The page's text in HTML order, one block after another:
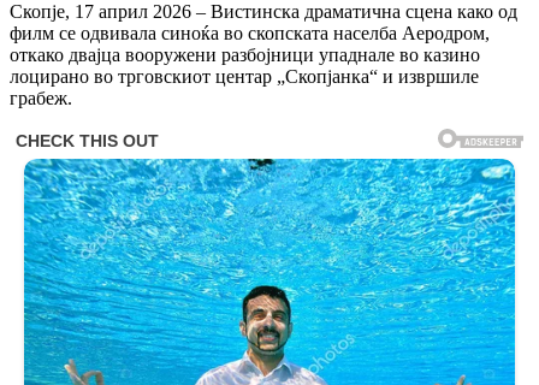
Скопје, 17 април 2026 – Вистинска драматична сцена како од
филм се одвивала синоќа во скопската населба Аеродром,
откако двајца вооружени разбојници упаднале во казино
лоцирано во трговскиот центар „Скопјанка“ и извршиле
грабеж.